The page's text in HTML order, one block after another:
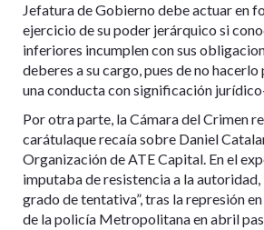
Jefatura de Gobierno debe actuar en
ejercicio de su poder jerárquico si
inferiores incumplen con sus
deberes a su cargo, pues de no
una conducta con significación
Por otra parte, la Cámara del Crimen
carátulaque recaía sobre Daniel
Organización de ATE Capital. En el
imputaba de resistencia a la autoridad,
grado de tentativa”, tras la represión
de la policía Metropolitana en abril